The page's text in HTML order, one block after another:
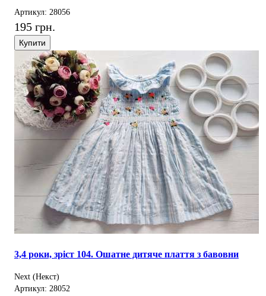
Артикул: 28056
195 грн.
Купити
3,4 роки, зріст 104. Ошатне дитяче плаття з бавовни
Next (Некст)
Артикул: 28052